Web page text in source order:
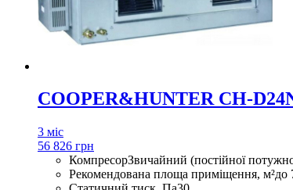
COOPER&HUNTER CH-
3 міс
56 826 грн
КомпресорЗвичайний (постійної
Рекомендована площа приміщення, м²до